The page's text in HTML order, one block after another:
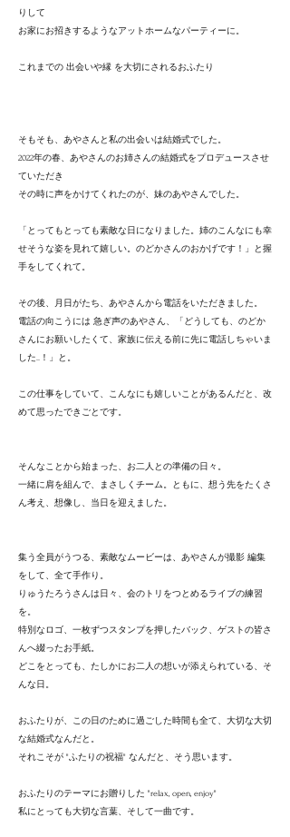
りして
お家にお招きするようなアットホームなパーティーに。
これまでの 出会いや縁 を大切にされるおふたり
そもそも、あやさんと私の出会いは結婚式でした。
2022年の春、あやさんのお姉さんの結婚式をプロデュースさせ
ていただき
その時に声をかけてくれたのが、妹のあやさんでした。
「とってもとっても素敵な日になりました。姉のこんなにも幸
せそうな姿を見れて嬉しい。のどかさんのおかげです！」と握
手をしてくれて。
その後、月日がたち、あやさんから電話をいただきました。
​電話の向こうには 急ぎ声のあやさん、「どうしても、のどか
さんにお願いしたくて、家族に伝える前に先に電話しちゃいま
した..！」と。
この仕事をしていて、こんなにも嬉しいことがあるんだと、改
めて思ったできごとです。
そんなことから始まった、お二人との準備の日々。
一緒に肩を組んで、まさしくチーム。ともに、想う先をたくさ
ん考え、想像し、当日を迎えました。
集う全員がうつる、素敵なムービーは、あやさんが撮影 編集
をして、全て手作り。
りゅうたろうさんは日々、会のトリをつとめるライブの練習
を。
特別なロゴ、一枚ずつスタンプを押したバック、ゲストの皆さ
んへ綴ったお手紙。
どこをとっても、たしかにお二人の想いが添えられている、そ
んな日。
おふたりが、この日のために過ごした時間も全て、大切な大切
な結婚式なんだと。
それこそが "ふたりの祝福" なんだと、そう思います。
おふたりのテーマにお贈りした "relax, open, enjoy"
私にとっても大切な言葉、そして一曲です。